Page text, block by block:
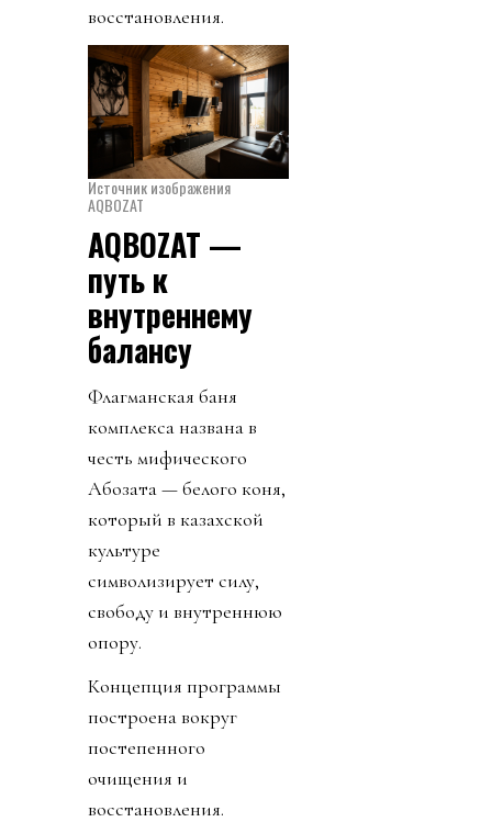
восстановления.
Источник изображения
AQBOZAT
AQBOZAT —
путь к
внутреннему
балансу
Флагманская баня
комплекса названа в
честь мифического
Ақбозата — белого коня,
который в казахской
культуре
символизирует силу,
свободу и внутреннюю
опору.
Концепция программы
построена вокруг
постепенного
очищения и
восстановления.